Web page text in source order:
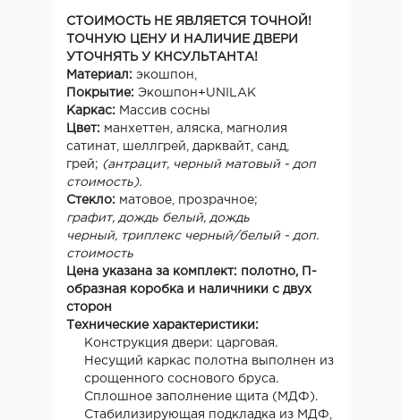
СТОИМОСТЬ НЕ ЯВЛЯЕТСЯ ТОЧНОЙ!
ТОЧНУЮ ЦЕНУ И НАЛИЧИЕ ДВЕРИ
УТОЧНЯТЬ У КНСУЛЬТАНТА!
Материал: экошпон,
Покрытие: Экошпон+UNILAK
Каркас: Массив сосны
Цвет: манхеттен, аляска, магнолия
сатинат, шеллгрей, дарквайт, санд,
грей; (антрацит, черный матовый - доп
стоимость).
Стекло: матовое, прозрачное;
графит, дождь белый, дождь
черный, триплекс черный/белый - доп.
стоимость
Цена указана за комплект: полотно, П-
образная коробка и наличники с двух
сторон
Технические характеристики:
Конструкция двери: царговая.
Несущий каркас полотна выполнен из
срощенного соснового бруса.
Сплошное заполнение щита (МДФ).
Стабилизирующая подкладка из МДФ,